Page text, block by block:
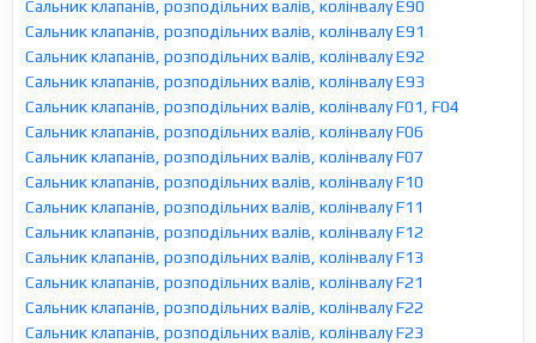
Сальник клапанів, розподільних валів, колінвалу E90
Сальник клапанів, розподільних валів, колінвалу E91
Сальник клапанів, розподільних валів, колінвалу E92
Сальник клапанів, розподільних валів, колінвалу E93
Сальник клапанів, розподільних валів, колінвалу F01, F04
Сальник клапанів, розподільних валів, колінвалу F06
Сальник клапанів, розподільних валів, колінвалу F07
Сальник клапанів, розподільних валів, колінвалу F10
Сальник клапанів, розподільних валів, колінвалу F11
Сальник клапанів, розподільних валів, колінвалу F12
Сальник клапанів, розподільних валів, колінвалу F13
Сальник клапанів, розподільних валів, колінвалу F21
Сальник клапанів, розподільних валів, колінвалу F22
Сальник клапанів, розподільних валів, колінвалу F23